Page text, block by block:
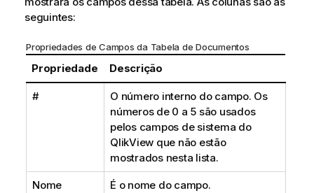
seguintes:
Propriedades de Campos da Tabela de Documentos
Propriedade Descrição
#
O número interno do campo. Os
números de 0 a 5 são usados
pelos campos de sistema do
QlikView que não estão
mostrados nesta lista.
Nome É o nome do campo.